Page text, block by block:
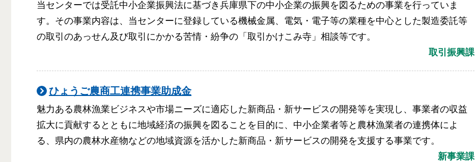
当センターでは受託中小企業振興法に基づき兵庫県下の中小企業の振興を図るための事業を行っていま
す。その事業内容は、当センターに登録している機械金属、電気・電子等の業種を中心とした製造委託等
の取引のあっせん及び取引にかかる苦情・紛争の「取引かけこみ寺」相談等です。
取引振興課
ひょうご農商工連携事業助成金
魅力ある農林漁業ビジネスや市場ニーズに適応した新商品・新サービスの開発等を実現し、事業者の収益
拡大に貢献するとともに地域経済の振興を図ることを目的に、中小企業者等と農林漁業者の連携体によ
る、県内の農林水産物などの地域資源を活かした新商品・新サービスの開発を支援する事業です。
新事業課